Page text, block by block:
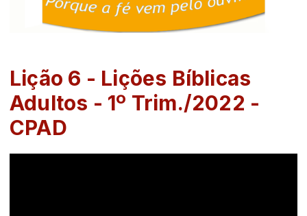
Lição 6 - Lições Bíblicas
Adultos - 1º Trim./2022 -
CPAD